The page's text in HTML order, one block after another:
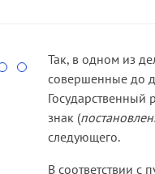
— указан автор и
— произведение
Так, в одном из
совершенные до
Государственный
знак (
следующего.
В соответствии с